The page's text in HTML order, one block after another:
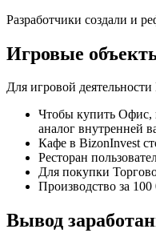
Разработчики создали и
Игровые
Для игровой
Чтобы купить Офис,
аналог внутренней
Кафе в BizonInvest
Ресторан
Для покупки
Производство за
Вывод